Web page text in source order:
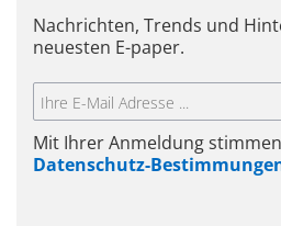
Nachrichten, Trends und
neuesten E-paper.
Mit Ihrer Anmeldung
Datenschutz-